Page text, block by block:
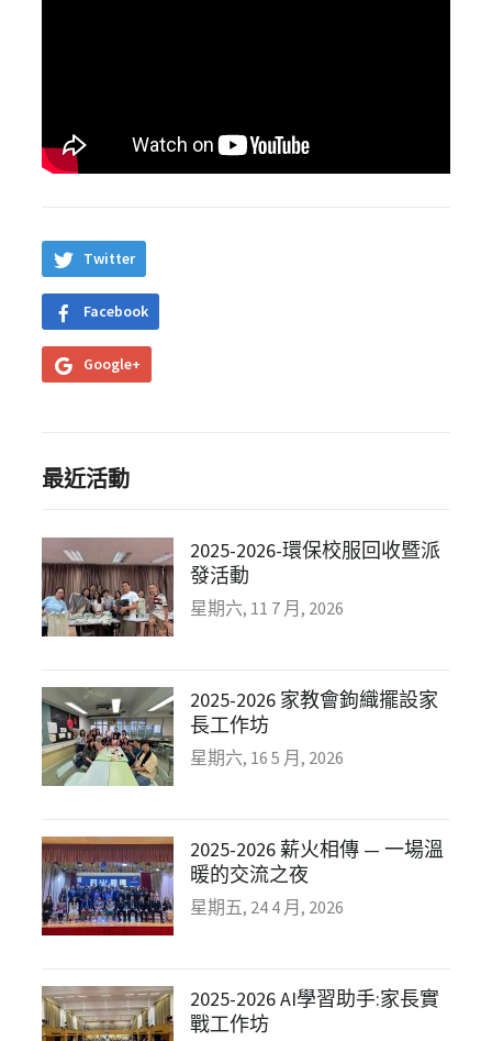
Twitter
Facebook
Google+
最近活動
2025-2026-環保校服回收暨派
發活動
星期六, 11 7 月, 2026
2025-2026 家教會鉤織擺設家
長工作坊
星期六, 16 5 月, 2026
2025-2026 薪火相傳 — 一場溫
暖的交流之夜
星期五, 24 4 月, 2026
2025-2026 AI學習助手:家長實
戰工作坊